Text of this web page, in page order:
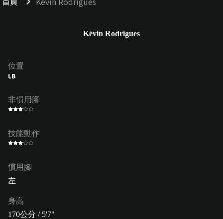
Kévin Rodrigues
位置
LB
非慣用腳
技能動作
慣用腳
左
身高
170公分 / 5'7"